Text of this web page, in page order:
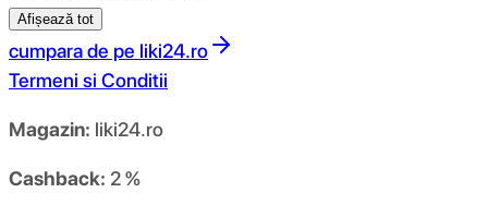
Afișează tot
cumpara de pe liki24.ro
Termeni si Conditii
Magazin: liki24.ro
Cashback: 2 %